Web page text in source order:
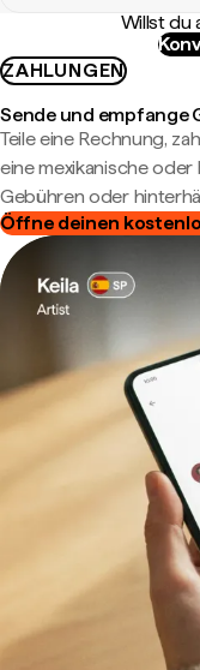
Willst du
ZAHLUNGEN
Sende und empfange
Teile eine Rechnung,
eine mexikanische oder
Gebühren oder
Öffne deinen